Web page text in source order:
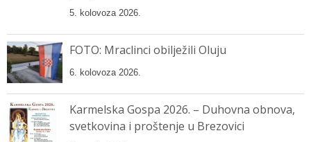
5. kolovoza 2026.
FOTO: Mraclinci obilježili Oluju
6. kolovoza 2026.
Karmelska Gospa 2026. – Duhovna obnova,
svetkovina i proštenje u Brezovici